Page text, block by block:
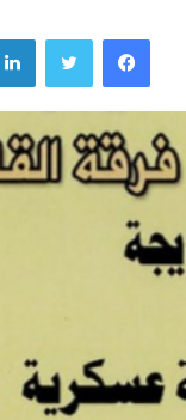
فیسبوک